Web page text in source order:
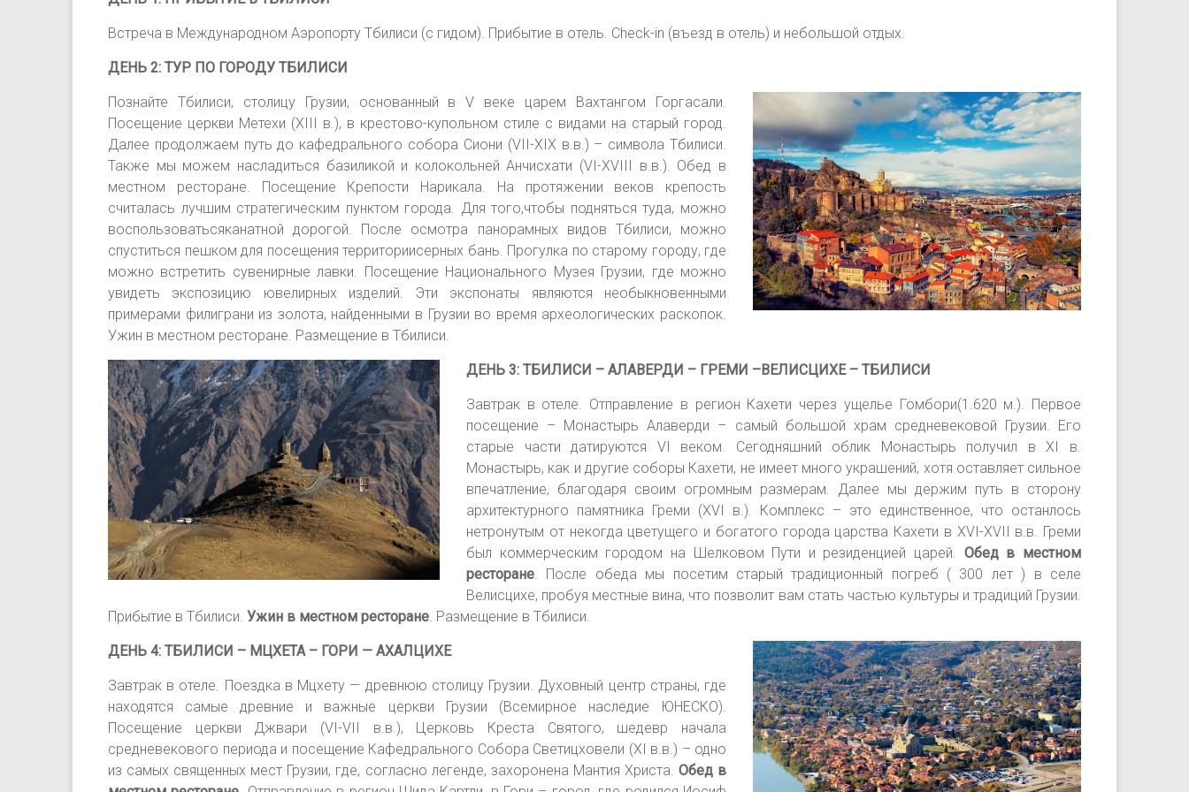
Встреча в Международном Аэропорту Тбилиси (с гидом). Прибытие в отель. Check-in (въезд в отель) и небольшой отдых.
ДЕНЬ 2: ТУР ПО ГОРОДУ ТБИЛИСИ
Познайте Тбилиси, столицу Грузии, основанный в V веке царем Вахтангом Горгасали.
Посещение церкви Метехи (XIII в.), в крестово-купольном стиле с видами на старый город.
Далее продолжаем путь до кафедрального собора Сиони (VII-XIX в.в.) – символа Тбилиси.
Также мы можем насладиться базиликой и колокольней Анчисхати (VI-XVIII в.в.). Обед в
местном ресторане. Посещение Крепости Нарикала. На протяжении веков крепость
считалась лучшим стратегическим пунктом города. Для того,чтобы подняться туда, можно
воспользоватьсяканатной дорогой. После осмотра панорамных видов Тбилиси, можно
спуститься пешком для посещения территориисерных бань. Прогулка по старому городу, где
можно встретить сувенирные лавки. Посещение Национального Музея Грузии, где можно
увидеть экспозицию ювелирных изделий. Эти экспонаты являются необыкновенными
примерами филиграни из золота, найденными в Грузии во время археологических раскопок.
Ужин в местном ресторане. Размещение в Тбилиси.
ДЕНЬ 3: ТБИЛИСИ – АЛАВЕРДИ – ГРЕМИ –ВЕЛИСЦИХЕ – ТБИЛИСИ
Завтрак в отеле. Отправление в регион Кахети через ущелье Гомбори(1.620 м.). Первое
посещение – Монастырь Алаверди – самый большой храм средневековой Грузии. Его
старые части датируются VI веком. Сегодняшний облик Монастырь получил в XI в.
Монастырь, как и другие соборы Кахети, не имеет много украшений, хотя оставляет сильное
впечатление, благодаря своим огромным размерам. Далее мы держим путь в сторону
архитектурного памятника Греми (XVI в.). Комплекс – это единственное, что останлось
нетронутым от некогда цветущего и богатого города царства Кахети в XVI-XVII в.в. Греми
был коммерческим городом на Шелковом Пути и резиденцией царей. Обед в местном
ресторане. После обеда мы посетим старый традиционный погреб ( 300 лет ) в селе
Велисцихе, пробуя местные вина, что позволит вам стать частью культуры и традиций Грузии.
Прибытие в Тбилиси. Ужин в местном ресторане. Размещение в Тбилиси.
ДЕНЬ 4: ТБИЛИСИ – МЦХЕТА – ГОРИ — АХАЛЦИХЕ
Завтрак в отеле. Поездка в Мцхету — древнюю столицу Грузии. Духовный центр страны, где
находятся самые древние и важные церкви Грузии (Всемирное наследие ЮНЕСКО).
Посещение церкви Джвари (VI-VII в.в.), Церковь Креста Святого, шедевр начала
средневекового периода и посещение Кафедрального Собора Светицховели (XI в.в.) – одно
из самых священных мест Грузии, где, согласно легенде, захоронена Мантия Христа. Обед в